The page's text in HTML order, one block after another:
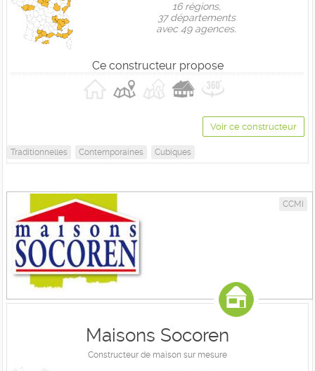
16 règions,
37 départements
avec 49 agences.
Ce constructeur propose
Voir ce constructeur
Traditionnelles Contemporaines Cubiques
CCMI
Maisons Socoren
Constructeur de maison sur mesure